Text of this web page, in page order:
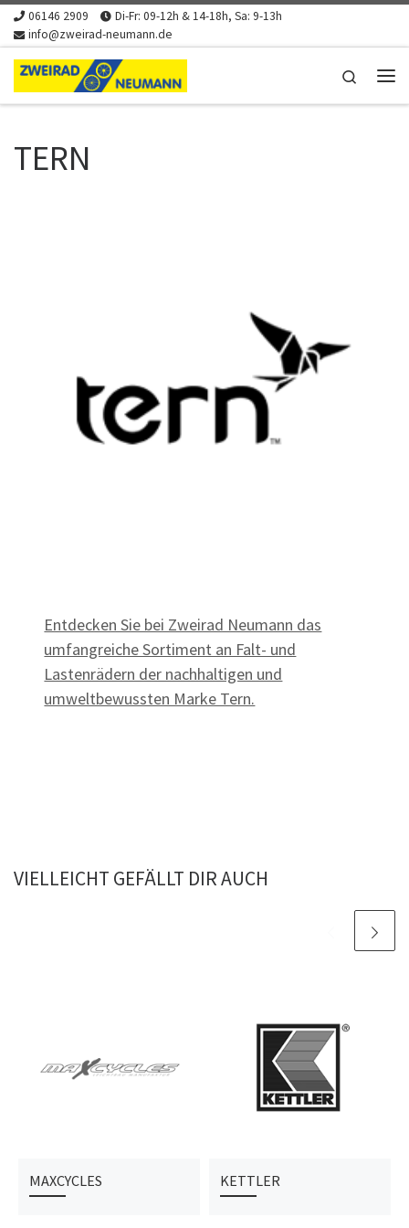
Zum Inhalt springen
06146 2909
Di-Fr: 09-12h & 14-18h, Sa: 9-13h
info@zweirad-neumann.de
Search
TERN
Entdecken Sie bei Zweirad Neumann das
umfangreiche Sortiment an Falt- und
Lastenrädern der nachhaltigen und
umweltbewussten Marke Tern.
VIELLEICHT GEFÄLLT DIR AUCH
MAXCYCLES KETTLER